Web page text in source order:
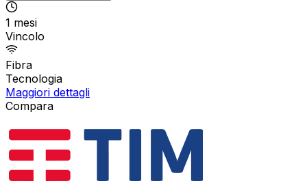
1 mesi
Vincolo
Fibra
Tecnologia
Maggiori dettagli
Compara